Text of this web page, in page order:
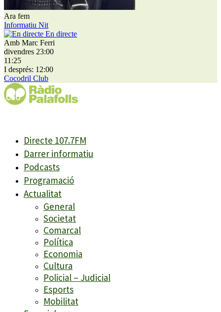
Ara fem
Informatiu Nit
En directe
Amb Marc Ferri
divendres 23:00
11:25
I després: 12:00
Cocodril Club
Directe 107.7FM
Darrer informatiu
Podcasts
Programació
Actualitat
General
Societat
Comarcal
Política
Economia
Cultura
Policial – Judicial
Esports
Mobilitat